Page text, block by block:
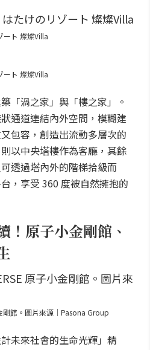
ート 燦燦Villa
ート 燦燦Villa
「渦之家」與「樓之家」。
通道連結內外空間，模糊建
包容，創造出流動多層次的
以中央塔樓作為客廳，其餘
透過塔內外的階梯拾級而
，享受 360 度被自然擁抱的
！原子小金剛館、
剛館。圖片來源｜Pasona Group
未來社會的生命光輝」精